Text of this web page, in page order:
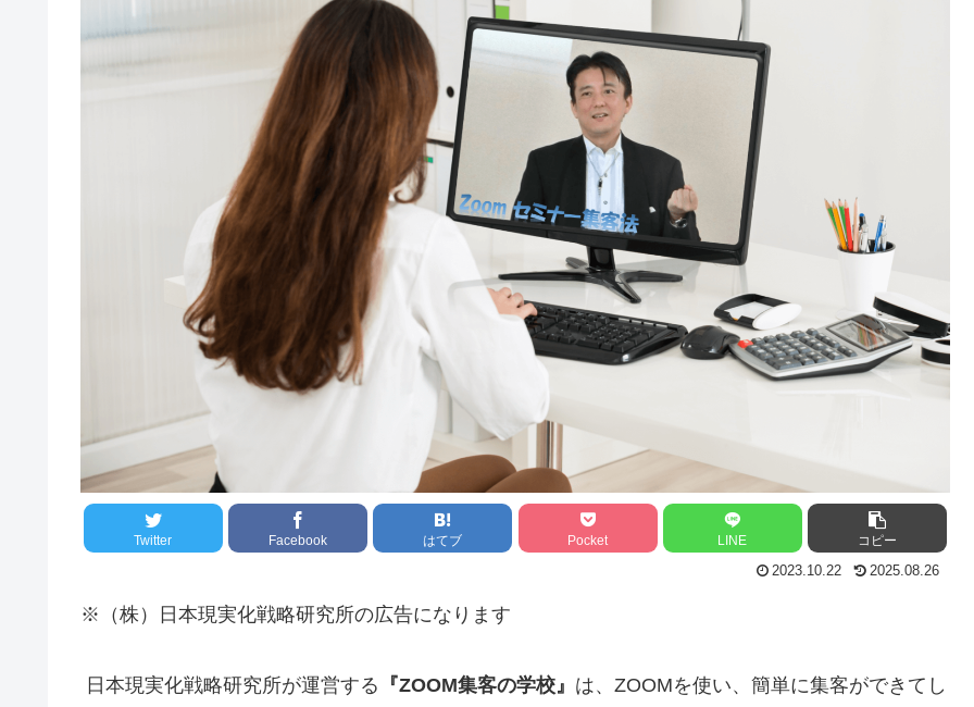
Twitter Facebook はてブ Pocket LINE コピー
2023.10.22 2025.08.26
※（株）日本現実化戦略研究所の広告になります
日本現実化戦略研究所が運営する 『ZOOM集客の学校』 は、ZOOMを使い、簡単に集客ができてし